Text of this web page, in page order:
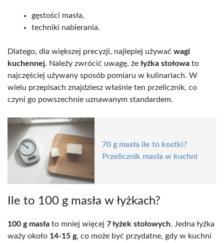
gęstości masła,
techniki nabierania.
Dlatego, dla większej precyzji, najlepiej używać wagi
kuchennej. Należy zwrócić uwagę, że łyżka stołowa to
najczęściej używany sposób pomiaru w kulinariach. W
wielu przepisach znajdziesz właśnie ten przelicznik, co
czyni go powszechnie uznawanym standardem.
70 g masła ile to kostki?
Przelicznik masła w kuchni
Ile to 100 g masła w łyżkach?
100 g masła to mniej więcej 7 łyżek stołowych. Jedna łyżka
waży około 14-15 g, co może być przydatne, gdy w kuchni